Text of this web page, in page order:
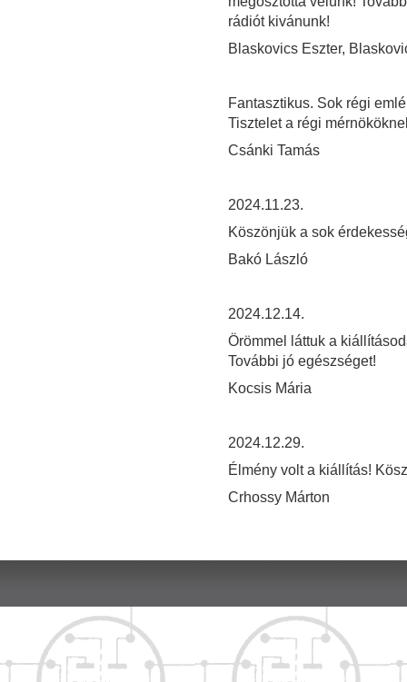
rádiót kivánunk!
Blaskovics Eszter,
Fantasztikus. Sok régi
Tisztelet a régi
Csánki Tamás
2024.11.23.
Köszönjük a sok
Bakó László
2024.12.14.
Örömmel láttuk a
További jó egészséget!
Kocsis Mária
2024.12.29.
Élmény volt a kiállítás!
Crhossy Márton